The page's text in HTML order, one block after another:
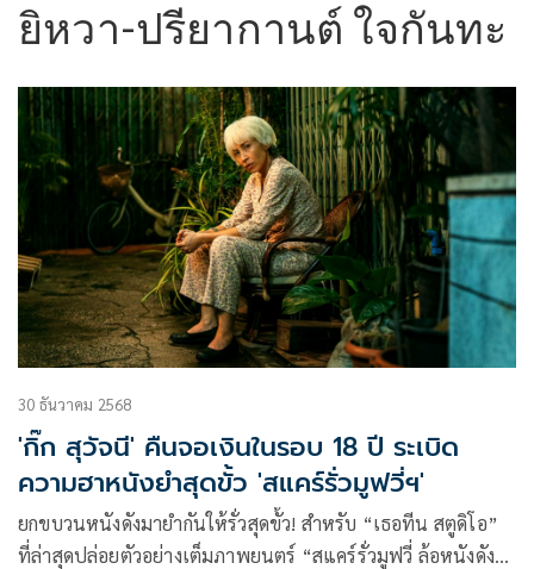
ยิหวา-ปรียากานต์ ใจกันทะ
30 ธันวาคม 2568
'กิ๊ก สุวัจนี' คืนจอเงินในรอบ 18 ปี ระเบิด
ความฮาหนังยำสุดขั้ว 'สแคร์รั่วมูฟวี่ฯ'
ยกขบวนหนังดังมายำกันให้รั่วสุดขั้ว! สำหรับ “เธอทีน สตูดิโอ”
ที่ล่าสุดปล่อยตัวอย่างเต็มภาพยนตร์ “สแคร์รั่วมูฟวี่ ล้อหนังดัง